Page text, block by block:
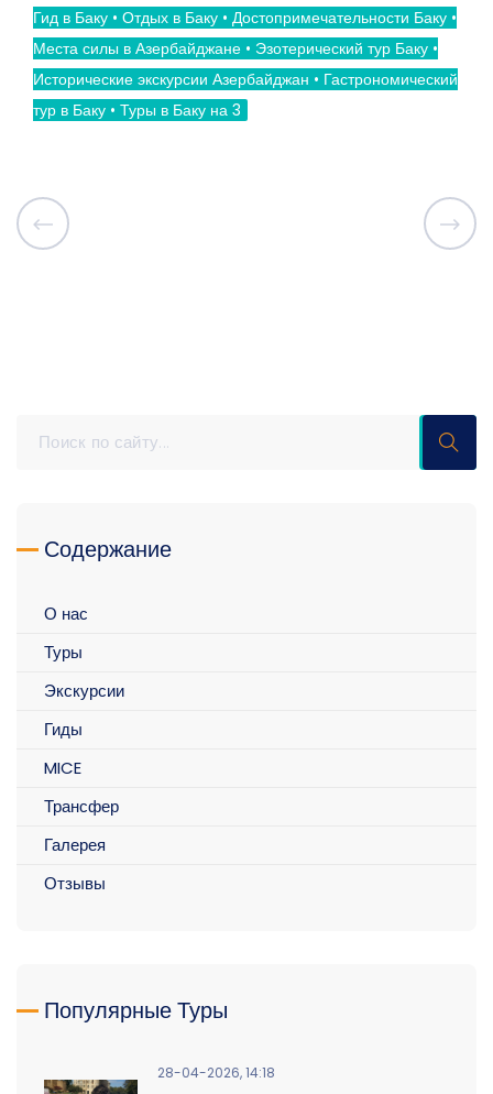
Гид в Баку • Отдых в Баку • Достопримечательности Баку •
Места силы в Азербайджане • Эзотерический тур Баку •
Исторические экскурсии Азербайджан • Гастрономический
тур в Баку • Туры в Баку на 3
Содержание
О нас
Туры
Экскурсии
Гиды
MICE
Трансфер
Галерея
Отзывы
Популярные Туры
28-04-2026, 14:18